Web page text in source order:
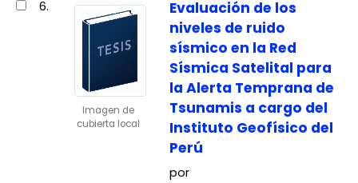
6.
Imagen de
cubierta local
Evaluación de los
niveles de ruido
sísmico en la Red
Sísmica Satelital para
la Alerta Temprana de
Tsunamis a cargo del
Instituto Geofísico del
Perú
por